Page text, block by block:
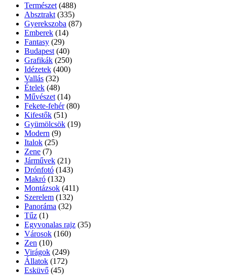
Természet (488)
Absztrakt (335)
Gyerekszoba (87)
Emberek (14)
Fantasy (29)
Budapest (40)
Grafikák (250)
Idézetek (400)
Vallás (32)
Ételek (48)
Művészet (14)
Fekete-fehér (80)
Kifestők (51)
Gyümölcsök (19)
Modern (9)
Italok (25)
Zene (7)
Járművek (21)
Drónfotó (143)
Makró (132)
Montázsok (411)
Szerelem (132)
Panoráma (32)
Tűz (1)
Egyvonalas rajz (35)
Városok (160)
Zen (10)
Virágok (249)
Állatok (172)
Esküvő (45)